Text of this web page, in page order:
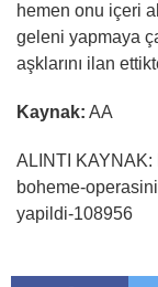
hemen onu içeri
geleni yapmaya
aşklarını ilan
Kaynak: AA
ALINTI KAYNAK:
boheme-
yapildi-108956